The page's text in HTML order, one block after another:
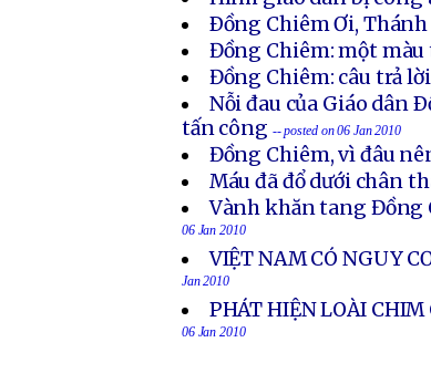
Ðồng Chiêm Ơi,
Đồng Chiêm: một
Đồng Chiêm: câu trả
Nỗi đau của Giáo dân
tấn công -- posted on 06 Jan 2010
Đồng Chiêm, vì đâu
Máu đã đổ dưới chân
Vành khăn tang Đồng
06 Jan 2010
VIỆT NAM CÓ NGUY
Jan 2010
PHÁT HIỆN LOÀI
06 Jan 2010